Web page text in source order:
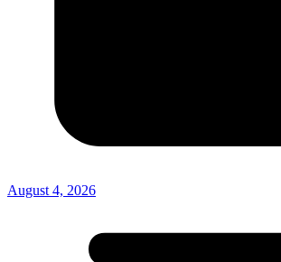
August 4, 2026